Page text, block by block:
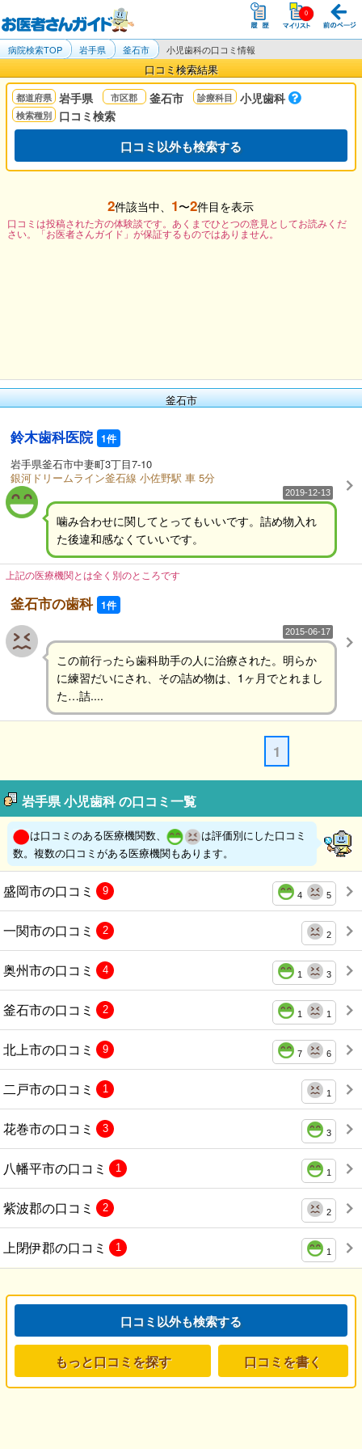
病院検索TOP 岩手県 釜石市 小児歯科の口コミ情報
口コミ検索結果
岩手県 釜石市
小児歯科
口コミ検索
口コミ以外も検索する
2件該当中、 1〜2件目を表示
口コミは投稿された方の体験談です。あくまでひとつの意見としてお読みくだ
さい。「お医者さんガイド」が保証するものではありません。
釜石市
鈴木歯科医院 1件
岩手県釜石市中妻町3丁目7-10
銀河ドリームライン釜石線 小佐野駅 車 5分
2019-12-13
噛み合わせに関してとってもいいです。詰め物入れ
た後違和感なくていいです。
上記の医療機関とは全く別のところです
釜石市の歯科 1件
2015-06-17
この前行ったら歯科助手の人に治療された。明らか
に練習だいにされ、その詰め物は、1ヶ月でとれまし
た…詰....
1
岩手県 小児歯科 の口コミ一覧
は口コミのある医療機関数、
は評価別にした口コミ
数。複数の口コミがある医療機関もあります。
盛岡市の口コミ 4 5
9
一関市の口コミ 2
2
奥州市の口コミ 1 3
4
釜石市の口コミ 1 1
2
北上市の口コミ 7 6
9
二戸市の口コミ 1
1
花巻市の口コミ 3
3
八幡平市の口コミ 1
1
紫波郡の口コミ 2
2
上閉伊郡の口コミ 1
1
口コミ以外も検索する
もっと口コミを探す 口コミを書く